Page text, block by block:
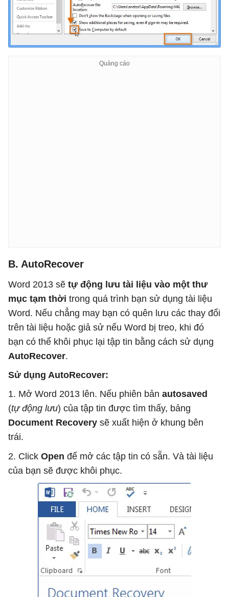
B. AutoRecover
Word 2013 sẽ tự động lưu tài liệu vào một thư
mục tạm thời trong quá trình bạn sử dụng tài liệu
Word. Nếu chẳng may bạn có quên lưu các thay đổi
trên tài liệu hoặc giả sử nếu Word bị treo, khi đó
bạn có thể khôi phục lại tập tin bằng cách sử dụng
AutoRecover.
Sử dụng AutoRecover:
1. Mở Word 2013 lên. Nếu phiên bản autosaved
(tự động lưu) của tập tin được tìm thấy, bảng
Document Recovery sẽ xuất hiện ở khung bên
trái.
2. Click Open để mở các tập tin có sẵn. Và tài liệu
của bạn sẽ được khôi phục.